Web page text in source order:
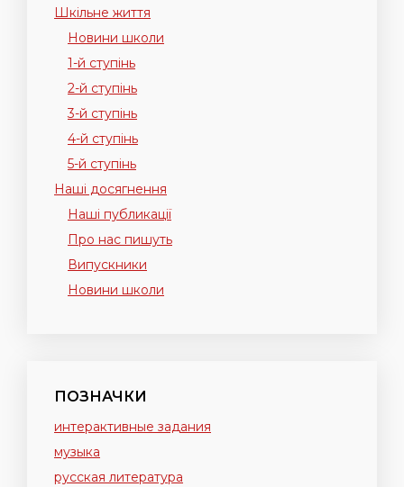
Шкільне життя
Новини школи
1-й ступінь
2-й ступінь
3-й ступінь
4-й ступінь
5-й ступінь
Наші досягнення
Наші публикації
Про нас пишуть
Випускники
Новини школи
ПОЗНАЧКИ
интерактивные задания
музыка
русская литература